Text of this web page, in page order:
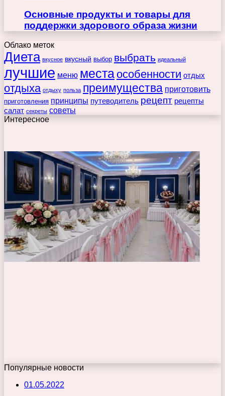
Основные продукты и товары для
поддержки здорового образа жизни
Облако меток
Диета вкусное вкусный выбор выбрать идеальный
лучшие меню места особенности отдых
отдыха отдыху польза преимущества приготовить
приготовления принципы путеводитель рецепт рецепты
салат секреты советы
Интересное
Популярные новости
01.05.2022